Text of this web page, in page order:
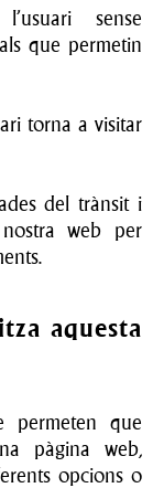
sense
que permetin
torna a visitar
del trànsit i
web per
aquesta
permeten que
pàgina web,
opcions o